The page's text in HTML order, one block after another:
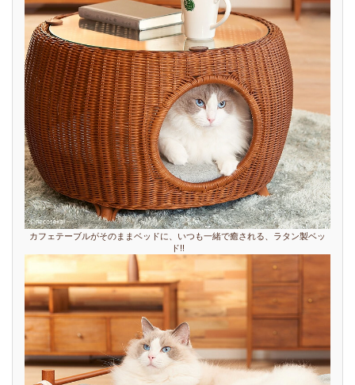
カフェテーブルがそのままベッドに、いつも一緒で癒される、ラタン製ベッ
ド!!